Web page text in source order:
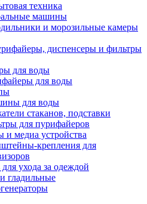
техника
машины
и морозильные камеры
диспенсеры и фильтры
для воды
для воды
для воды
стаканов, подставки
для пурифайеров
и медиа устройства
крепления для
ухода за одеждой
гладильные